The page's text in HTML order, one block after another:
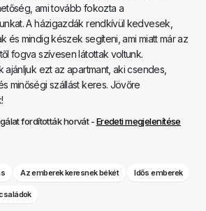
ami tovább fokozta a
A házigazdák rendkívül kedvesek,
és mindig készek segíteni, ami miatt már az
fogva szívesen látottak voltunk.
ajánljuk ezt az apartmant, aki csendes,
minőségi szállást keres. Jövőre
fordították horvát -Eredeti megjelenítése
Az emberek keresnek békét Idős emberek